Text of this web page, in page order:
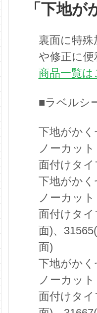
「下地
裏面に特
や修正に
商品一覧
■ラベルシ
下地がか
ノーカッ
面付けタ
下地がか
ノーカッ
面付けタ
面)、
面)
下地がか
ノーカッ
面付けタ